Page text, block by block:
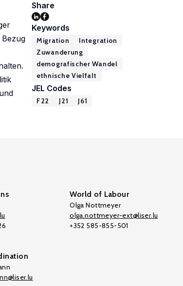
Share
Keywords
Migration
Integration
Zuwanderung
demografischer Wandel
ethnische Vielfalt
JEL Codes
F22 J21 J61
World of Labour
Olga Nottmeyer
olga.nottmeyer-ext@liser.lu
+352 585-855-501